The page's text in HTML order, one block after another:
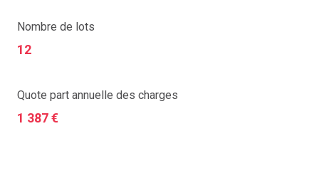
Nombre de lots
12
Quote part annuelle des charges
1 387 €